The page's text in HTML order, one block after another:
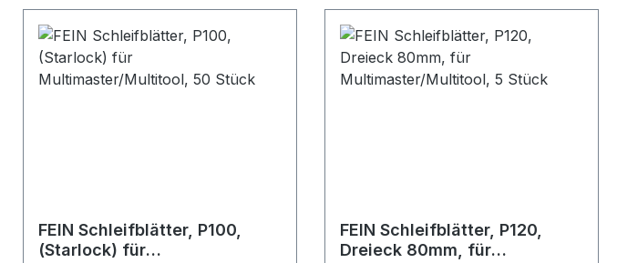
Schnittgeschwindigkeit. Saubere,
dünne Schnittlinie. Universelle
Starlock-Aufnahme, passend für
alle gängigen
FEIN Schleifblätter, P100,
(Starlock) für
FEIN Schleifblätter, P120,
Dreieck 80mm, für